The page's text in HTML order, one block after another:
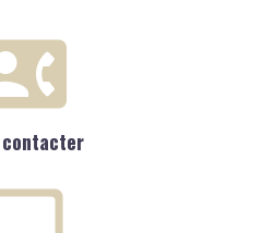
contacter